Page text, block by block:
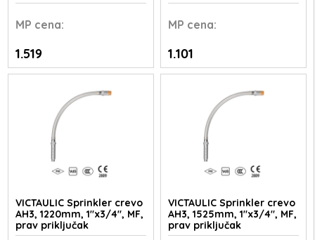
MP cena:
1.519
MP cena:
1.101
VICTAULIC Sprinkler crevo
AH3, 1220mm, 1"x3/4", MF,
prav priključak
VICTAULIC Sprinkler crevo
AH3, 1525mm, 1"x3/4", MF,
prav priključak